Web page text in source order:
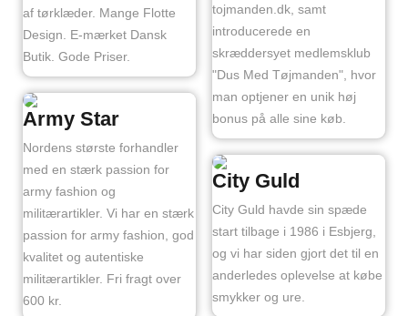
af tørklæder. Mange Flotte
Design. E-mærket Dansk
Butik. Gode Priser.
Army Star
Nordens største forhandler
med en stærk passion for
army fashion og
militærartikler. Vi har en stærk
passion for army fashion, god
kvalitet og autentiske
militærartikler. Fri fragt over
600 kr.
tojmanden.dk, samt
introducerede en
skræddersyet medlemsklub
"Dus Med Tøjmanden", hvor
man optjener en unik høj
bonus på alle sine køb.
City Guld
City Guld havde sin spæde
start tilbage i 1986 i Esbjerg,
og vi har siden gjort det til en
anderledes oplevelse at købe
smykker og ure.